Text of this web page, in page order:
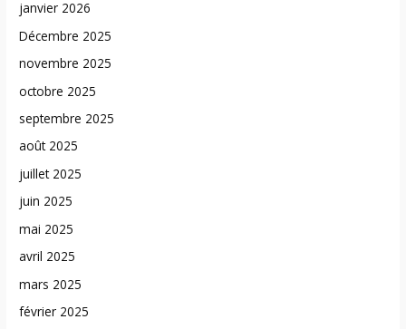
janvier 2026
Décembre 2025
novembre 2025
octobre 2025
septembre 2025
août 2025
juillet 2025
juin 2025
mai 2025
avril 2025
mars 2025
février 2025